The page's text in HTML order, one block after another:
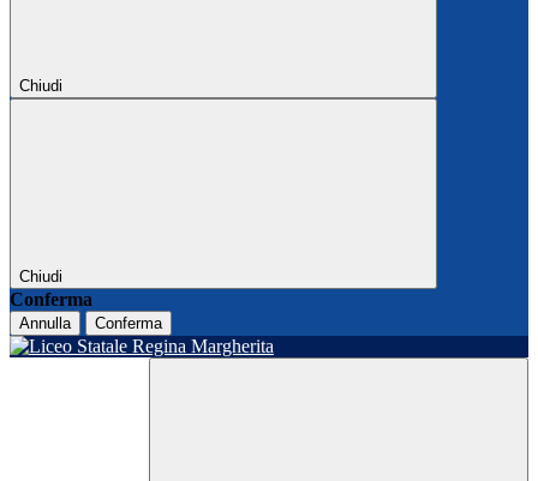
Chiudi
Chiudi
Conferma
Annulla Conferma